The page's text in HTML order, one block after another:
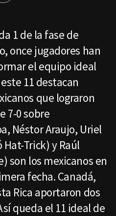
por
1 de la fase de
once jugadores han
el equipo ideal
11 destacan
que lograron
7-0 sobre
Néstor Araujo, Uriel
Trick) y Raúl
son los mexicanos en
fecha. Canadá,
Rica aportaron dos
queda el 11 ideal de